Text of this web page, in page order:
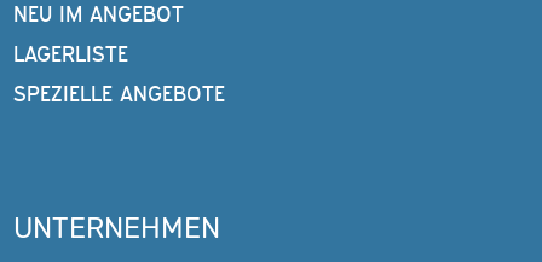
NEU IM ANGEBOT
LAGERLISTE
SPEZIELLE ANGEBOTE
UNTERNEHMEN